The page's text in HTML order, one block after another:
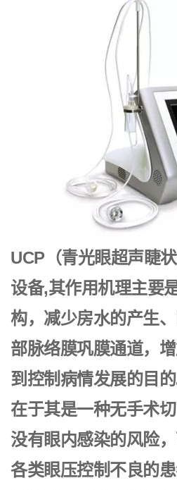
UCP（青光眼超声睫
设备,其作用机理主要
构，减少房水的产生
部脉络膜巩膜通道，
到控制病情发展的目
在于其是一种无手术切
没有眼内感染的风险
各类眼压控制不良的